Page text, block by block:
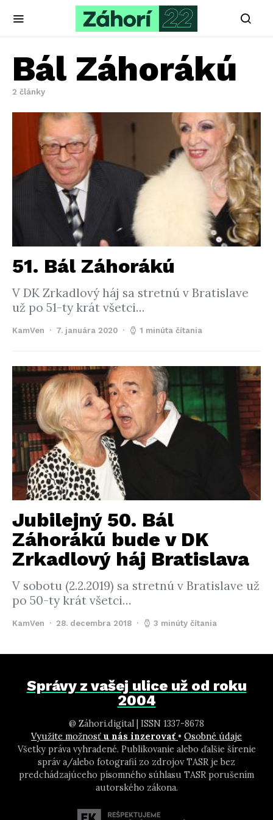
Bál Záhorákú
2 články
51. Bál Záhorákú
V DK Zrkadlový háj sa stretnú v Bratislave
už po 51-ty krát všetci…
KamVen 7. januára 2020 1 minúta čítania
Jubilejný 50. Bál
Záhorákú bude v DK
Zrkadlový háj Bratislava
V sobotu (2.2.2019) sa stretnú v Bratislave už
po 50-ty krát všetci…
KamVen 28. decembra 2018 3 minúty čítania
Správy z vašej ulice už od roku
2004
@ Záhori.digital | ISSN 1337-8678
Využite možnosť u nás inzerovať • Osobné údaje
Všetky práva vyhradené. Publikovanie alebo ďalšie šírenie
správ a/alebo fotografií zo zdrojov TASR je bez
predchádzajúceho písomného súhlasu TASR porušením
autorského zákona.